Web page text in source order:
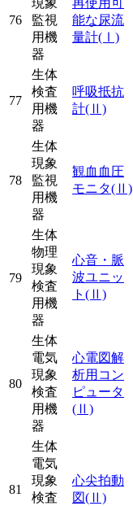
76
現象
監視
用機
器
再使用可
能な尿流
量計(Ⅰ)
77
生体
検査
用機
器
呼吸抵抗
計(Ⅱ)
78
生体
現象
監視
用機
器
観血血圧
モニタ(Ⅱ)
79
生体
物理
現象
検査
用機
器
心音・脈
波ユニッ
ト (Ⅱ)
80
生体
電気
現象
検査
用機
器
心電図解
析用コン
ピュータ
(Ⅱ)
81
生体
電気
現象
検査
心尖拍動
図(Ⅱ)